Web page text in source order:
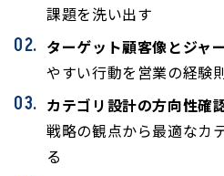
課題を洗い出す
ターゲット顧客像とジャ
やすい行動を営業の経験
カテゴリ設計の方向性確
戦略の観点から最適なカ
る